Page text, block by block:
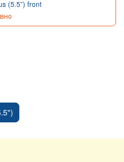
(5.5”) front